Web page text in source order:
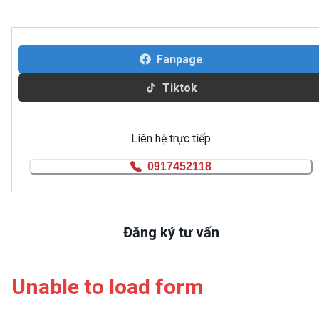
Fanpage
Tiktok
Liên hệ trực tiếp
0917452118
Đăng ký tư vấn
Unable to load form